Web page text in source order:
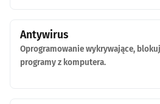
Antywirus
Oprogramowanie wykrywające,
programy z komputera.